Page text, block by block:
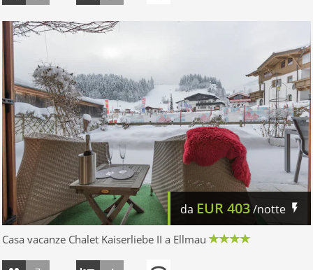
da EUR403/notte
Casa vacanze Chalet Kaiserliebe II a Ellmau